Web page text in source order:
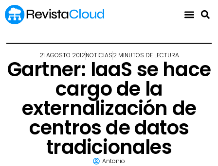
21 AGOSTO 2012NOTICIAS2 MINUTOS DE LECTURA
Gartner: IaaS se hace
cargo de la
externalización de
centros de datos
tradicionales
Antonio